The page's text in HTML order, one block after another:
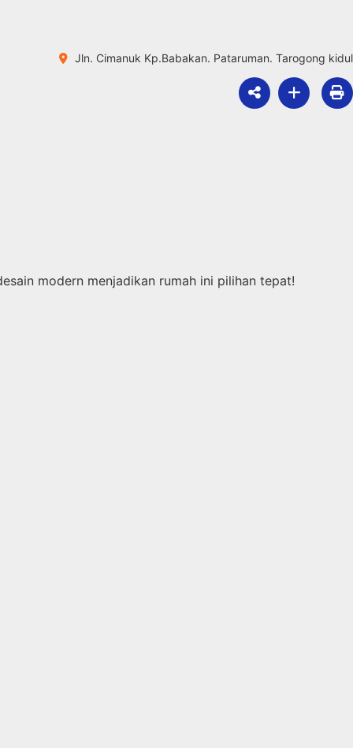
Jln. Cimanuk Kp.Babakan. Pataruman. Tarogong kidul
modern menjadikan rumah ini pilihan tepat!